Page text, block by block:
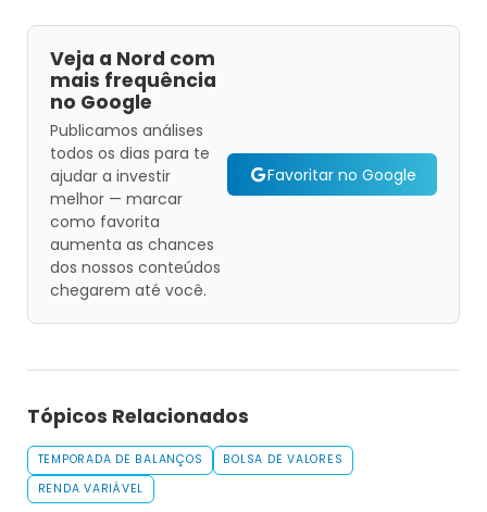
Veja a Nord com
mais frequência
no Google
Publicamos análises
todos os dias para te
ajudar a investir
melhor — marcar
como favorita
aumenta as chances
dos nossos conteúdos
chegarem até você.
Favoritar no Google
Tópicos Relacionados
TEMPORADA DE BALANÇOS
BOLSA DE VALORES
RENDA VARIÁVEL